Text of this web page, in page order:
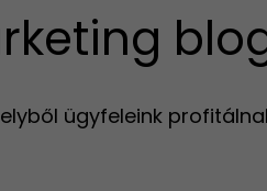
ügyfeleink